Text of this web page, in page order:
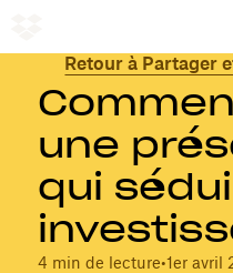
Retour à Partager
une
qui
4 min de lecture•1er avril